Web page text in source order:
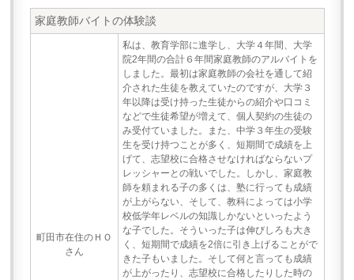
家庭教師バイトの体験談
町田市在住のＨＯ
さん
私は、教育学部に進学し、大学４年間、大学
院2年間の合計６年間家庭教師のアルバイトを
しました。最初は家庭教師の会社を通して紹
介された生徒を教えていたのですが、大学３
年以降は受け持った生徒からの紹介や口コミ
などで生徒希望が増えて、個人契約の生徒の
み受付ていました。また、中学３年生の受験
生を受け持つことが多く、短期間で成績を上
げて、志望校に合格させなければならないプ
レッシャーとの戦いでした。しかし、家庭教
師を頼まれる子の多くは、塾に行っても成績
が上がらない、そして、教科によっては小学
校低学年レベルの知識しかないといったよう
な子でした。そういった子は伸びしろも大き
く、短期間で成績を2倍に引き上げることがで
きた子もいました。そして何と言っても成績
が上がったり、志望校に合格したりした時の